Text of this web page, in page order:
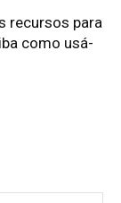
recursos para
como usá-